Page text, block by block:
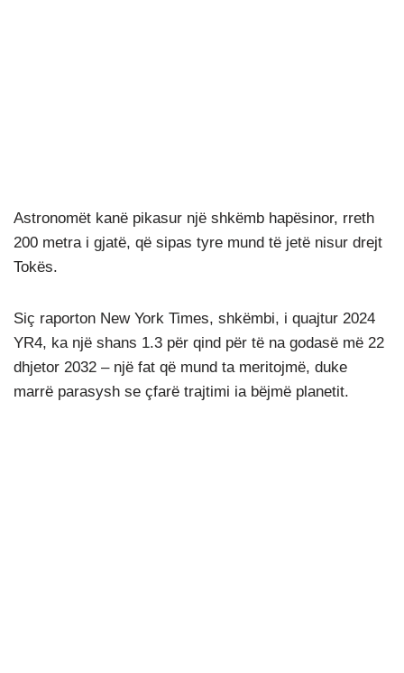
Astronomët kanë pikasur një shkëmb hapësinor, rreth
200 metra i gjatë, që sipas tyre mund të jetë nisur drejt
Tokës.
Siç raporton New York Times, shkëmbi, i quajtur 2024
YR4, ka një shans 1.3 për qind për të na godasë më 22
dhjetor 2032 – një fat që mund ta meritojmë, duke
marrë parasysh se çfarë trajtimi ia bëjmë planetit.